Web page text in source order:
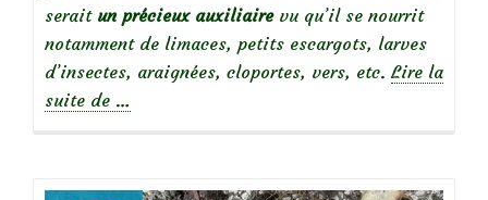
serait un précieux auxiliairevu qu’il se nourrit
notamment de limaces, petits escargots, larves
d’insectes, araignées, cloportes, vers, etc. Lire la
suite de à
…